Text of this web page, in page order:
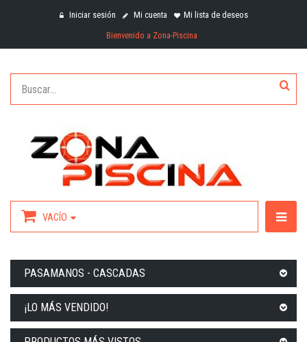
Iniciar sesión Mi cuenta
Mi lista de deseos
Bienvenido a Zona-Piscina
VACÍO
PASAMANOS - CASCADAS
¡LO MÁS VENDIDO!